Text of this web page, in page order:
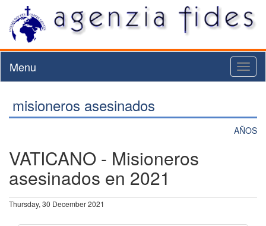
Menu
misioneros asesinados
AÑOS
VATICANO - Misioneros
asesinados en 2021
Thursday, 30 December 2021